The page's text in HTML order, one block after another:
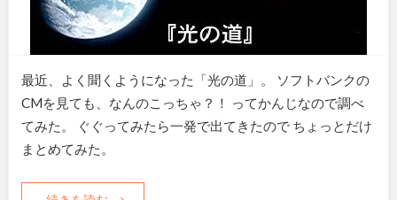
最近、よく聞くようになった「光の道」。 ソフトバンクの
CMを見ても、なんのこっちゃ？！ ってかんじなので調べ
てみた。 ぐぐってみたら一発で出てきたので ちょっとだけ
まとめてみた。